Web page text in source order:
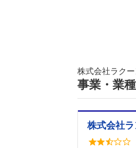
株式会社ラク
事業・業
株式会社